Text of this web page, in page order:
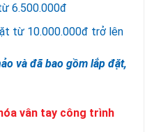
6.500.000đ
từ 10.000.000đ trở lên
và đã bao gồm lắp đặt,
vân tay công trình